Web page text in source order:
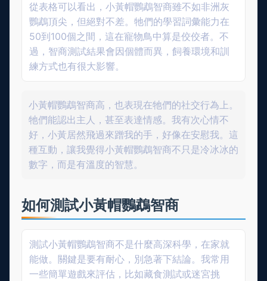
從表格可以看出，小黃帽鸚鵡智商雖不如非洲灰
鸚鵡頂尖，但絕對不差。牠們的學習詞彙能力在
50到100個之間，這在寵物鳥中算是佼佼者。不
過，智商測試結果會因個體而異，飼養環境和訓
練方式也有很大影響。
小黃帽鸚鵡智商高，也表現在牠們的社交行為上。
牠們能認出主人，甚至表達情感。我有次心情不
好，小黃居然飛過來蹭我的手，好像在安慰我。這
種互動，讓我覺得小黃帽鸚鵡智商不只是冷冰冰的
數字，而是有溫度的智慧。
如何測試小黃帽鸚鵡智商
測試小黃帽鸚鵡智商不是什麼高深科學，在家就
能做。關鍵是要有耐心，別急著下結論。我常用
一些簡單遊戲來評估，比如藏食測試或迷宮挑